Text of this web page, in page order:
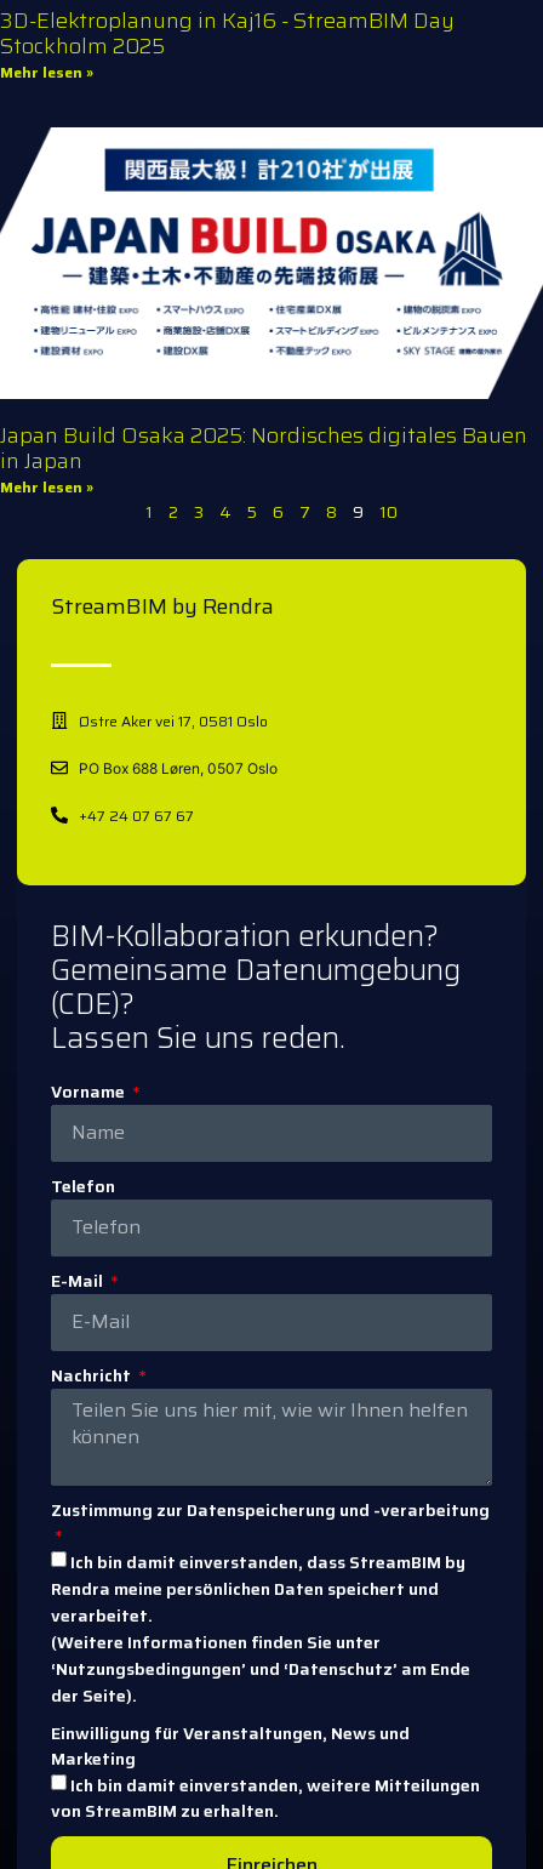
3D-Elektroplanung in Kaj16 - StreamBIM Day
Stockholm 2025
Mehr lesen »
Japan Build Osaka 2025: Nordisches digitales Bauen
in Japan
Mehr lesen »
1 2 3 4 5 6 7 8 9 10
StreamBIM by Rendra
Østre Aker vei 17, 0581 Oslo
PO Box 688 Løren, 0507 Oslo
+47 24 07 67 67
BIM-Kollaboration erkunden?
Gemeinsame Datenumgebung
(CDE)?
Lassen Sie uns reden.
Vorname
Telefon
E-Mail
Nachricht
Zustimmung zur Datenspeicherung und -verarbeitung
Ich bin damit einverstanden, dass StreamBIM by
Rendra meine persönlichen Daten speichert und
verarbeitet.
(Weitere Informationen finden Sie unter
‘Nutzungsbedingungen’ und ‘Datenschutz’ am Ende
der Seite).
Einwilligung für Veranstaltungen, News und
Marketing
Ich bin damit einverstanden, weitere Mitteilungen
von StreamBIM zu erhalten.